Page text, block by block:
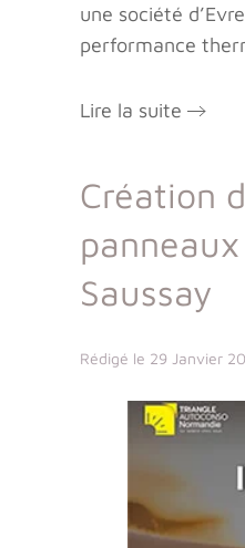
une société
performance
Lire la suite
Création
Saussay
Rédigé le 29 Janvier